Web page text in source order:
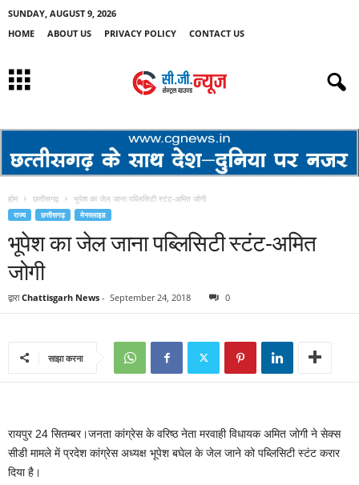
SUNDAY, AUGUST 9, 2026
HOME
ABOUT US PRIVACY POLICY CONTACT US
होम छत्तीसगढ़ भूपेश का जेल जाना पब्लिसिटी स्टंट-अमित जोगी
राज्य छत्तीसगढ़ मेनस्लाइड
भूपेश का जेल जाना पब्लिसिटी स्टंट-अमित
जोगी
द्वारा Chattisgarh News - September 24, 2018 0
साझा करना
रायपुर 24 सितम्बर।जनता कांग्रेस के वरिष्ठ नेता मरवाही विधायक अमित जोगी ने सेक्स
सीडी मामले में प्रदेश कांग्रेस अध्यक्ष भूपेश बघेल के जेल जाने को पब्लिसिटी स्टंट करार
दिया है।